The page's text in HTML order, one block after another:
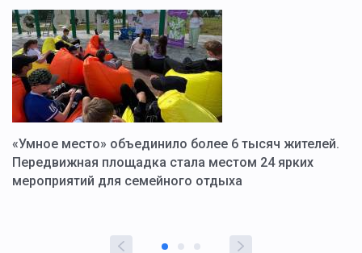
«Умное место» объединило более 6 тысяч жителей.
Передвижная площадка стала местом 24 ярких
мероприятий для семейного отдыха